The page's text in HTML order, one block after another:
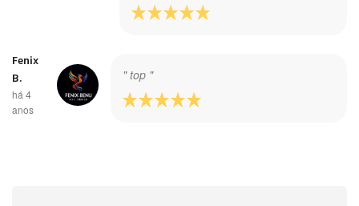
" top "
Fenix
B.
há 4
anos